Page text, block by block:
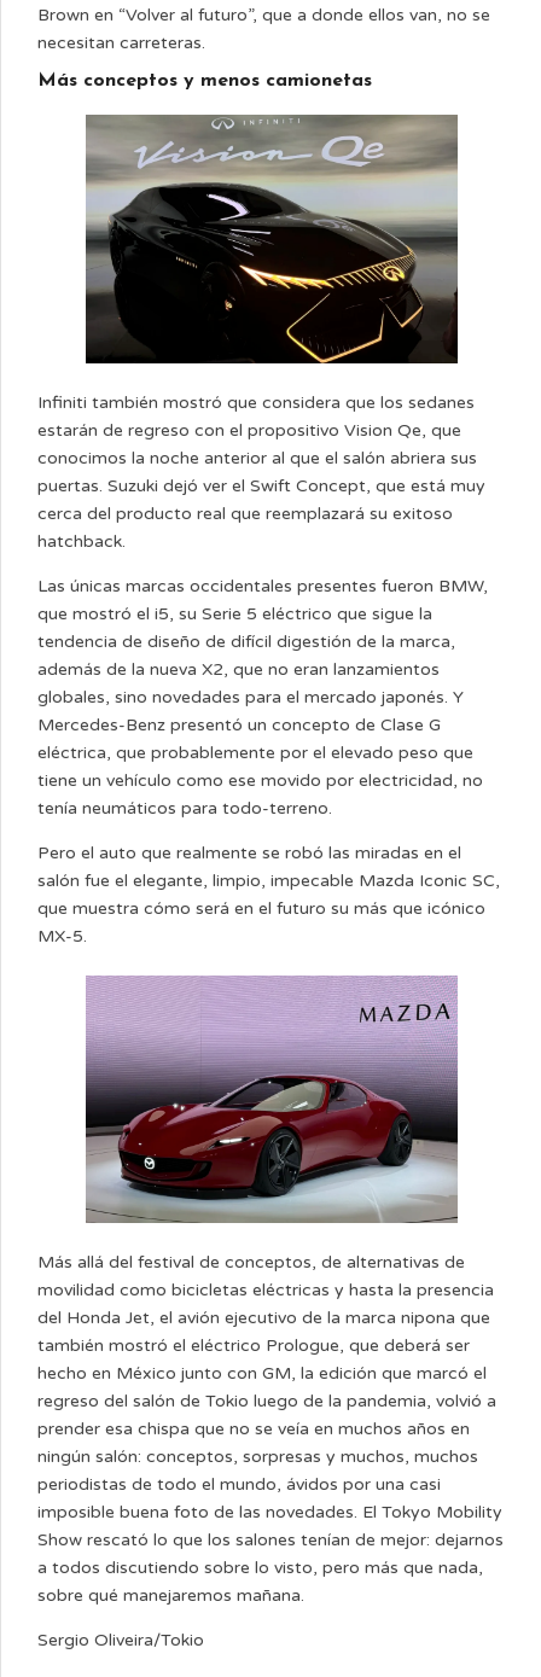
Brown en “Volver al futuro”, que a donde ellos van, no se
necesitan carreteras.
Más conceptos y menos camionetas
Infiniti también mostró que considera que los sedanes
estarán de regreso con el propositivo Vision Qe, que
conocimos la noche anterior al que el salón abriera sus
puertas. Suzuki dejó ver el Swift Concept, que está muy
cerca del producto real que reemplazará su exitoso
hatchback.
Las únicas marcas occidentales presentes fueron BMW,
que mostró el i5, su Serie 5 eléctrico que sigue la
tendencia de diseño de difícil digestión de la marca,
además de la nueva X2, que no eran lanzamientos
globales, sino novedades para el mercado japonés. Y
Mercedes-Benz presentó un concepto de Clase G
eléctrica, que probablemente por el elevado peso que
tiene un vehículo como ese movido por electricidad, no
tenía neumáticos para todo-terreno.
Pero el auto que realmente se robó las miradas en el
salón fue el elegante, limpio, impecable Mazda Iconic SC,
que muestra cómo será en el futuro su más que icónico
MX-5.
Más allá del festival de conceptos, de alternativas de
movilidad como bicicletas eléctricas y hasta la presencia
del Honda Jet, el avión ejecutivo de la marca nipona que
también mostró el eléctrico Prologue, que deberá ser
hecho en México junto con GM, la edición que marcó el
regreso del salón de Tokio luego de la pandemia, volvió a
prender esa chispa que no se veía en muchos años en
ningún salón: conceptos, sorpresas y muchos, muchos
periodistas de todo el mundo, ávidos por una casi
imposible buena foto de las novedades. El Tokyo Mobility
Show rescató lo que los salones tenían de mejor: dejarnos
a todos discutiendo sobre lo visto, pero más que nada,
sobre qué manejaremos mañana.
Sergio Oliveira/Tokio